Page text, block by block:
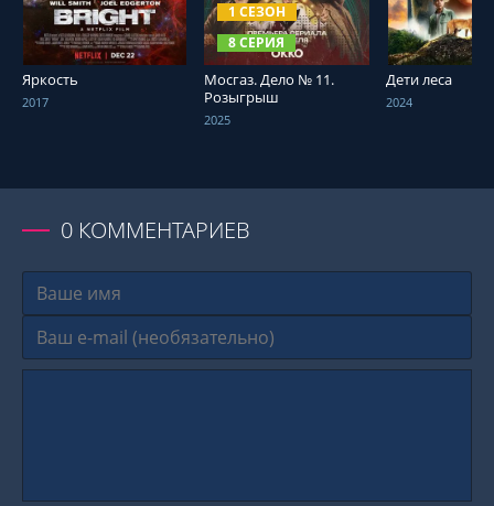
Яркость
2017
1 СЕЗОН
8 СЕРИЯ
Мосгаз. Дело № 11.
Розыгрыш
2025
Дети леса
2024
0 КОММЕНТАРИЕВ